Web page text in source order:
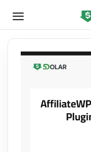
HEMEN
SATIŞ